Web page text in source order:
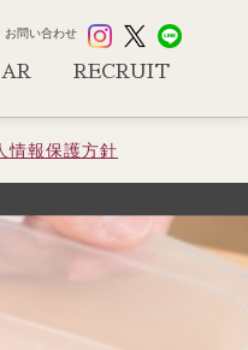
お問い合わせ
RECRUIT
情報保護方針